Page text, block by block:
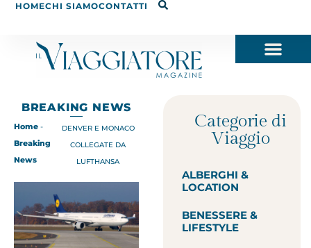
HOMECHI SIAMOCONTATTI
BREAKING NEWS
Home -
Breaking
News
DENVER E MONACO
COLLEGATE DA
LUFTHANSA
Categorie di
Viaggio
ALBERGHI &
LOCATION
BENESSERE &
LIFESTYLE